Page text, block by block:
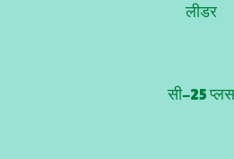
लीडर
सी-25 प्लस